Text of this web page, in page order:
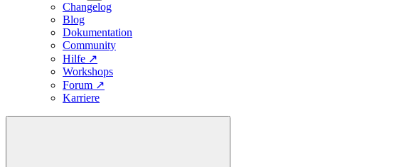
Changelog
Blog
Dokumentation
Community
Hilfe ↗
Workshops
Forum ↗
Karriere